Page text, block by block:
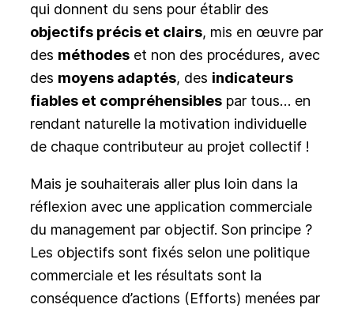
qui donnent du sens pour établir des
objectifs précis et clairs, mis en œuvre par
des méthodes et non des procédures, avec
des moyens adaptés, des indicateurs
fiables et compréhensibles par tous… en
rendant naturelle la motivation individuelle
de chaque contributeur au projet collectif !
Mais je souhaiterais aller plus loin dans la
réflexion avec une application commerciale
du management par objectif. Son principe ?
Les objectifs sont fixés selon une politique
commerciale et les résultats sont la
conséquence d’actions (Efforts) menées par